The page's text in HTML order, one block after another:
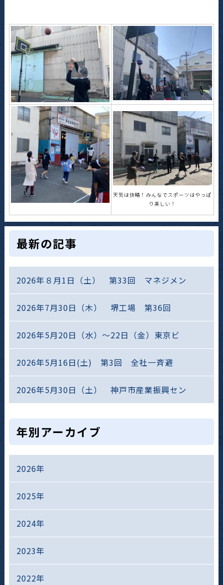
天気は快晴！みんなでスポーツはやっぱ
り楽しい！
最新の記事
2026年８月1日（土） 第33回 マネジメン
2026年7月30日（木） 堺工場 第36回
2026年5月20日（水）～22日（金）東京ビ
2026年5月16日(土) 第3回 全社一斉避
2026年5月30日（土） 神戸市産業振興セン
年別アーカイブ
2026年
2025年
2024年
2023年
2022年